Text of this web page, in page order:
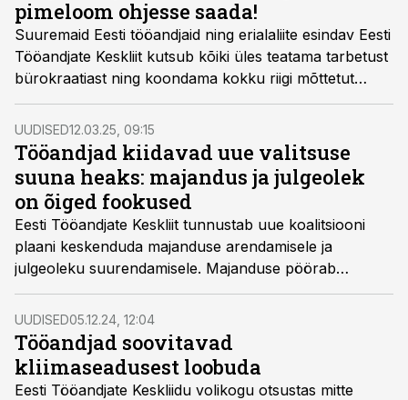
pimeloom ohjesse saada!
Suuremaid Eesti tööandjaid ning erialaliite esindav Eesti
Tööandjate Keskliit kutsub kõiki üles teatama tarbetust
bürokraatiast ning koondama kokku riigi mõttetut
reguleerimist, ajale jalgu jäänud seadusi ja muid
ettevõtlust takistavaid nõudeid.
UUDISED12.03.25, 09:15
Tööandjad kiidavad uue valitsuse
suuna heaks: majandus ja julgeolek
on õiged fookused
Eesti Tööandjate Keskliit tunnustab uue koalitsiooni
plaani keskenduda majanduse arendamisele ja
julgeoleku suurendamisele. Majanduse pöörab
langusest kasvule riigi ja ettevõtete koostöö, mis
kasvatab majandusruumi konkurentsivõimet.
UUDISED05.12.24, 12:04
Tööandjad soovitavad
kliimaseadusest loobuda
Eesti Tööandjate Keskliidu volikogu otsustas mitte